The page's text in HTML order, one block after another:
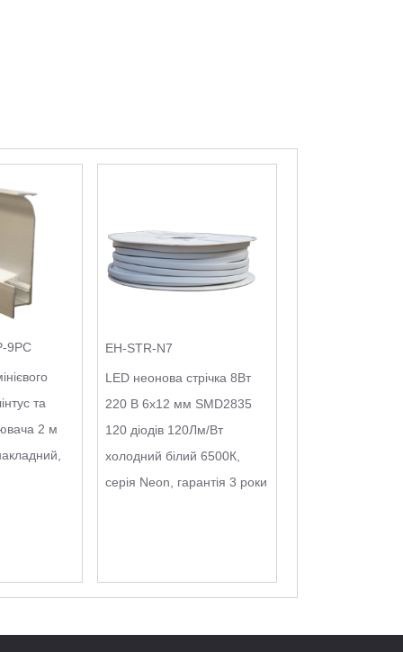
9PC
та
2 м
EH-STR-N7
LED неонова стрічка 8Вт
220 В 6х12 мм SMD2835
120 діодів 120Лм/Вт
холодний білий 6500К,
серія Neon, гарантія 3 роки